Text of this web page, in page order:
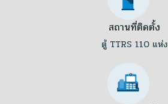
สถานที่ติดตั้ง
ตู้ TTRS 110 แห่ง